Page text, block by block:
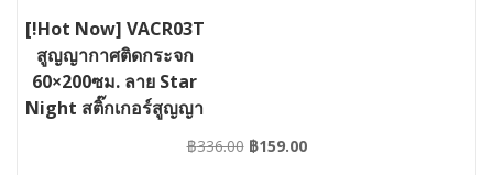
[!Hot Now] VACR03T
สูญญากาศติดกระจก
60×200ซม. ลาย Star
Night สติ๊กเกอร์สูญญา
กาศติดกระจกกรองแสง
#ST-VACR03T060020
฿336.00 Original
฿159.00Current